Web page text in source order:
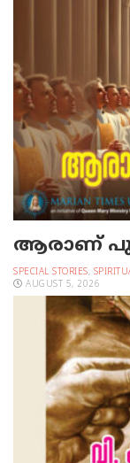
ആരാണ്
SPECIAL STORIES,
AUGUST 5, 2026